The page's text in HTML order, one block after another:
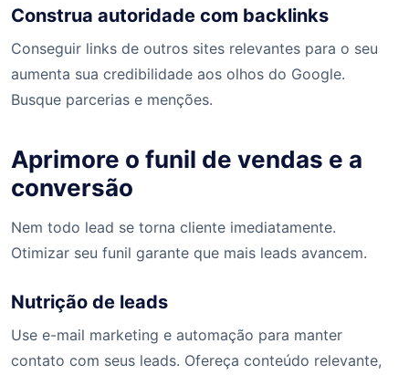
Construa autoridade com backlinks
Conseguir links de outros sites relevantes para o seu
aumenta sua credibilidade aos olhos do Google.
Busque parcerias e menções.
Aprimore o funil de vendas e a
conversão
Nem todo lead se torna cliente imediatamente.
Otimizar seu funil garante que mais leads avancem.
Nutrição de leads
Use e-mail marketing e automação para manter
contato com seus leads. Ofereça conteúdo relevante,